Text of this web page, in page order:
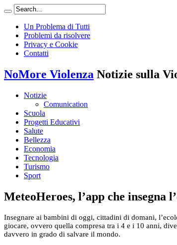
Un Problema di Tutti
Problemi da risolvere
Privacy e Cookie
Contatti
NoMore Violenza Notizie sulla
Notizie
Comunication
Scuola
Progetti Educativi
Salute
Bellezza
Economia
Tecnologia
Turismo
Sport
MeteoHeroes, l’app che insegna
Insegnare ai bambini di oggi, cittadini di domani,
giocare, ovvero quella compresa tra i 4 e i 10 anni,
davvero in grado di salvare il mondo.